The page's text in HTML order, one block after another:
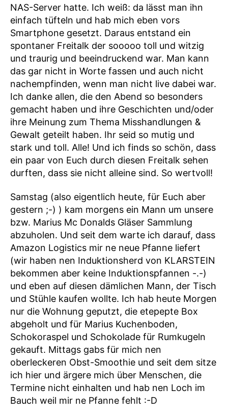
NAS-Server hatte. Ich weiß: da lässt man ihn
einfach tüfteln und hab mich eben vors
Smartphone gesetzt. Daraus entstand ein
spontaner Freitalk der sooooo toll und witzig
und traurig und beeindruckend war. Man kann
das gar nicht in Worte fassen und auch nicht
nachempfinden, wenn man nicht live dabei war.
Ich danke allen, die den Abend so besonders
gemacht haben und ihre Geschichten und/oder
ihre Meinung zum Thema Misshandlungen &
Gewalt geteilt haben. Ihr seid so mutig und
stark und toll. Alle! Und ich finds so schön, dass
ein paar von Euch durch diesen Freitalk sehen
durften, dass sie nicht alleine sind. So wertvoll!
Samstag (also eigentlich heute, für Euch aber
gestern ;-) ) kam morgens ein Mann um unsere
bzw. Marius Mc Donalds Gläser Sammlung
abzuholen. Und seit dem warte ich darauf, dass
Amazon Logistics mir ne neue Pfanne liefert
(wir haben nen Induktionsherd von KLARSTEIN
bekommen aber keine Induktionspfannen -.-)
und eben auf diesen dämlichen Mann, der Tisch
und Stühle kaufen wollte. Ich hab heute Morgen
nur die Wohnung geputzt, die etepepte Box
abgeholt und für Marius Kuchenboden,
Schokoraspel und Schokolade für Rumkugeln
gekauft. Mittags gabs für mich nen
oberleckeren Obst-Smoothie und seit dem sitze
ich hier und ärgere mich über Menschen, die
Termine nicht einhalten und hab nen Loch im
Bauch weil mir ne Pfanne fehlt :-D